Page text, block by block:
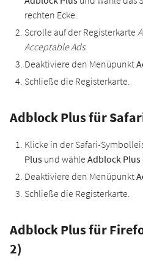
rechten Ecke.
Scrolle auf der Registerkarte
Acceptable Ads.
Deaktiviere den Menüpunkt
Schließe die Registerkarte.
Adblock Plus für
Klicke in der Safari-
Plus und wähleAdblock
Deaktiviere den Menüpunkt
Schließe die Registerkarte.
Adblock Plus für
2)